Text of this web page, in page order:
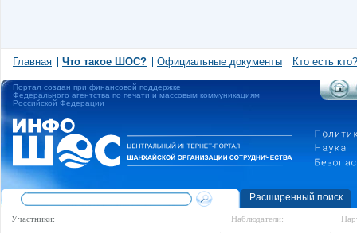
Главная Что такое ШОС? Официальные документы Кто есть кто?
Портал создан при финансовой поддержке
Федерального агентства по печати и массовым коммуникациям
Российской Федерации
Расширенный поиск
Участники: Наблюдатели: